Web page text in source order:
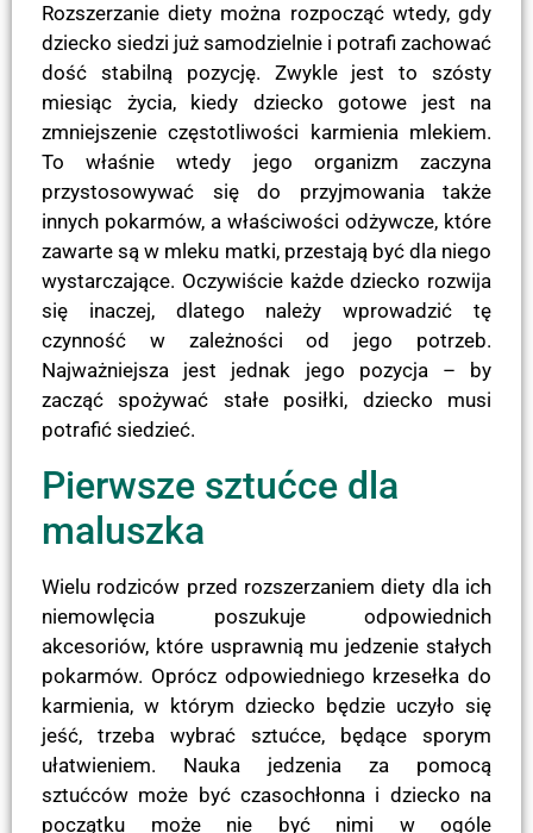
Rozszerzanie diety można rozpocząć wtedy, gdy
dziecko siedzi już samodzielnie i potrafi zachować
dość stabilną pozycję. Zwykle jest to szósty
miesiąc życia, kiedy dziecko gotowe jest na
zmniejszenie częstotliwości karmienia mlekiem.
To właśnie wtedy jego organizm zaczyna
przystosowywać się do przyjmowania także
innych pokarmów, a właściwości odżywcze, które
zawarte są w mleku matki, przestają być dla niego
wystarczające. Oczywiście każde dziecko rozwija
się inaczej, dlatego należy wprowadzić tę
czynność w zależności od jego potrzeb.
Najważniejsza jest jednak jego pozycja – by
zacząć spożywać stałe posiłki, dziecko musi
potrafić siedzieć.
Pierwsze sztućce dla
maluszka
Wielu rodziców przed rozszerzaniem diety dla ich
niemowlęcia poszukuje odpowiednich
akcesoriów, które usprawnią mu jedzenie stałych
pokarmów. Oprócz odpowiedniego krzesełka do
karmienia, w którym dziecko będzie uczyło się
jeść, trzeba wybrać sztućce, będące sporym
ułatwieniem. Nauka jedzenia za pomocą
sztućców może być czasochłonna i dziecko na
początku może nie być nimi w ogóle